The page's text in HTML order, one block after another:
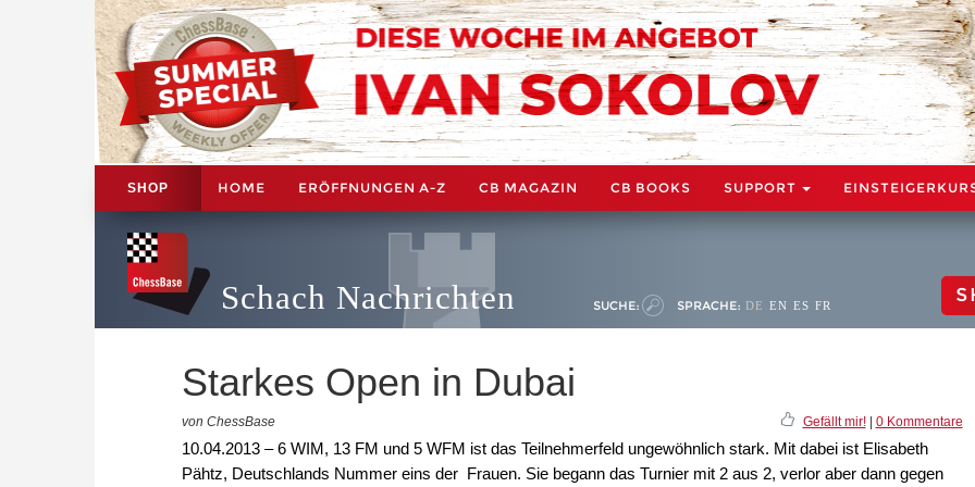
SHOP HOME ERÖFFNUNGEN A-Z CB MAGAZIN CB BOOKS SUPPORT
Schach Nachrichten SUCHE: SPRACHE: DE EN ES FR
Starkes Open in Dubai
von ChessBase Gefällt mir!| 0 Kommentare
10.04.2013 – 6 WIM, 13 FM und 5 WFM ist das Teilnehmerfeld ungewöhnlich stark. Mit dabei ist Elisabeth
Pähtz, Deutschlands Nummer eins der Frauen. Sie begann das Turnier mit 2 aus 2, verlor aber dann gegen